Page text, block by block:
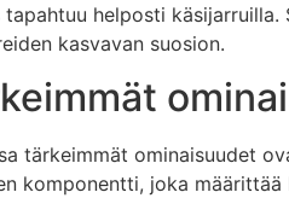
helposti
kasvavan suosion.
tärkeimmät ominaisuudet
komponentti, joka